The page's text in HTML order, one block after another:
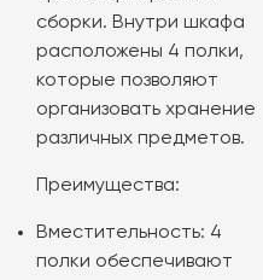
сборки. Внутри шкафа
расположены 4 полки,
которые позволяют
организовать хранение
различных предметов.
Преимущества:
Вместительность: 4
полки обеспечивают